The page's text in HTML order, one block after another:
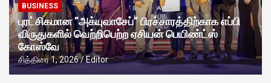
BUSINESS
புரட்சிகமான ”அக்யுவாசேப்” பிரச்சாரத்திற்காக எப்பி
விருதுகளில் வெற்றிபெற்ற ஏசியன் பெயிண்ட்ஸ்
கோஸ்வே
சித்திரை 1, 2026 Editor